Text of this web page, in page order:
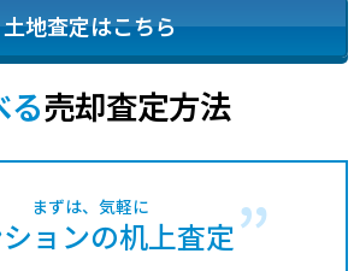
土地査定はこちら
る売却査定方法
まずは、気軽に
ョンの机上査定